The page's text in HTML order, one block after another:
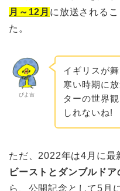
月～12月 に放送される
た。
ぴよ吉
イギリスが
寒い時期に
ターの世界
しれないね!
ただ、2022年は4月に最
ビーストとダンブルドア
ら、公開記念として5月